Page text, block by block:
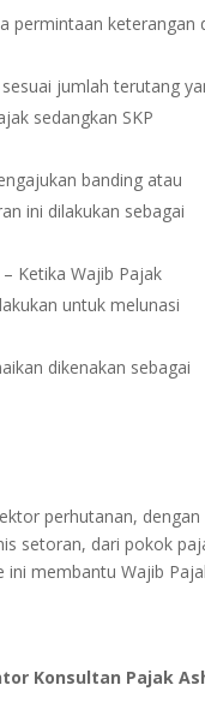
permintaan keterangan
jumlah terutang
sedangkan SKP
banding atau
ini dilakukan sebagai
– Ketika Wajib Pajak
untuk melunasi
dikenakan sebagai
perhutanan, dengan
setoran, dari pokok
ini membantu Wajib
Konsultan Pajak